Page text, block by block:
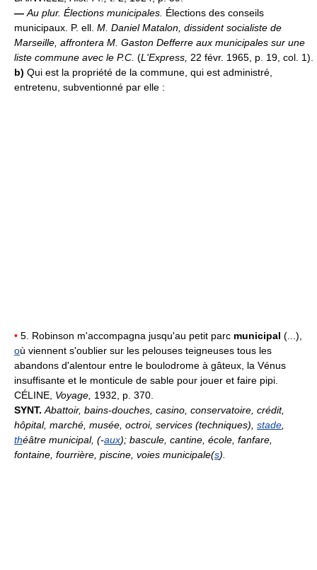
—Au plur. Élections municipales. Élections des conseils
municipaux. P. ell. M. Daniel Matalon, dissident socialiste de
Marseille, affrontera M. Gaston Defferre aux municipales sur une
liste commune avec le P.C. (L'Express, 22 févr. 1965, p. 19, col. 1).
b) Qui est la propriété de la commune, qui est administré,
entretenu, subventionné par elle :
• 5. Robinson m'accompagna jusqu'au petit parc municipal (...),
où viennent s'oublier sur les pelouses teigneuses tous les
abandons d'alentour entre le boulodrome à gâteux, la Vénus
insuffisante et le monticule de sable pour jouer et faire pipi.
CÉLINE, Voyage, 1932, p. 370.
SYNT.Abattoir, bains-douches, casino, conservatoire, crédit,
hôpital, marché, musée, octroi, services (techniques), stade,
théâtre municipal, (-aux); bascule, cantine, école, fanfare,
fontaine, fourrière, piscine, voies municipale(s).